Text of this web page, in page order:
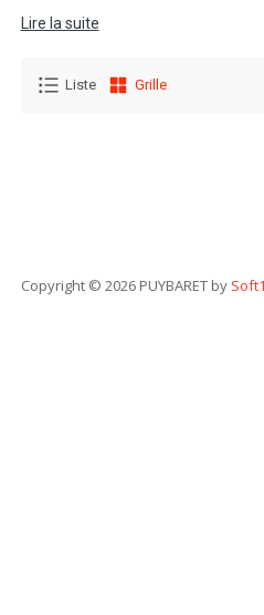
thermique, parcourez notre
Lire la suite
Liste Grille
Copyright© 2026 PUYBARET by